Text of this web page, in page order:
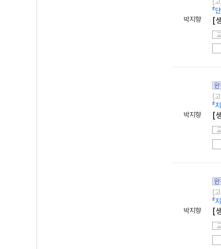
박지향
『
[
박지향
[
『
[
박지향
[
『
[